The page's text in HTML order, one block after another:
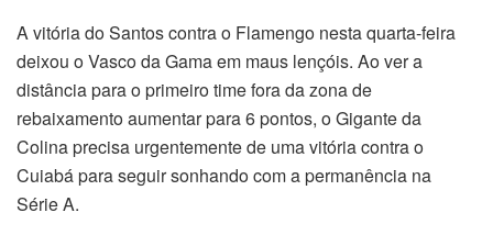
A vitória do Santos contra o Flamengo nesta quarta-feira
deixou o Vasco da Gama em maus lençóis. Ao ver a
distância para o primeiro time fora da zona de
rebaixamento aumentar para 6 pontos, o Gigante da
Colina precisa urgentemente de uma vitória contra o
Cuiabá para seguir sonhando com a permanência na
Série A.